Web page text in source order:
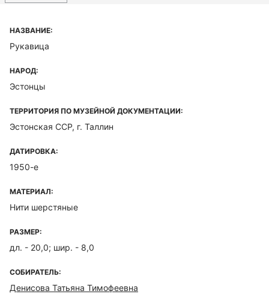
НАЗВАНИЕ:
Рукавица
НАРОД:
Эстонцы
ТЕРРИТОРИЯ ПО МУЗЕЙНОЙ ДОКУМЕНТАЦИИ:
Эстонская ССР, г. Таллин
ДАТИРОВКА:
1950-е
МАТЕРИАЛ:
Нити шерстяные
РАЗМЕР:
дл. - 20,0; шир. - 8,0
СОБИРАТЕЛЬ:
Денисова Татьяна Тимофеевна